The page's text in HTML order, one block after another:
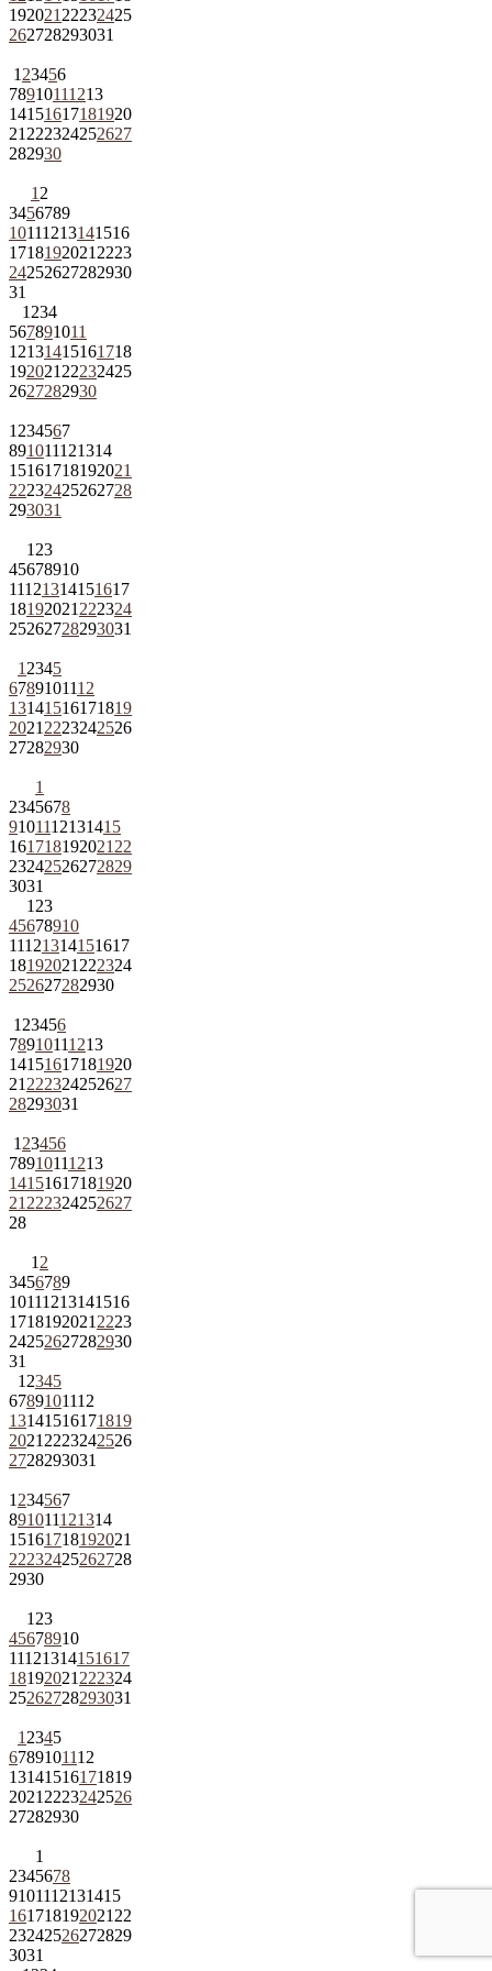
192021 22232425
262728293031
1 23456
78910111213
14151617181920
21 222324252627
282930
1 2
3456789
10111213141516
1718192021 2223
24252627282930
31
1 234
567891011
12131415161718
192021 22232425
2627282930
1 234567
891011121314
15161718192021
22232425262728
293031
1 23
45678910
11121314151617
18192021 222324
25262728293031
1 2345
6789101112
13141516171819
2021 2223242526
27282930
1
2345678
9101112131415
161718192021 22
23242526272829
3031
1 23
45678910
11121314151617
18192021 222324
252627282930
1 23456
78910111213
14151617181920
21 222324252627
28293031
1 23456
78910111213
14151617181920
21 222324252627
28
1 2
3456789
10111213141516
1718192021 2223
24252627282930
31
1 2345
6789101112
13141516171819
2021 2223242526
2728293031
1 234567
891011121314
15161718192021
22232425262728
2930
1 23
45678910
11121314151617
18192021 222324
25262728293031
1 2345
6789101112
13141516171819
2021 2223242526
27282930
1
2345678
9101112131415
161718192021 22
23242526272829
3031